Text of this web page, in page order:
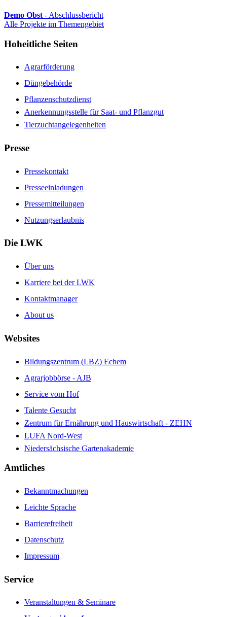
Demo Obst - Abschlussbericht
Alle Projekte im Themengebiet
Hoheitliche Seiten
Agrarförderung
Düngebehörde
Pflanzenschutzdienst
Anerkennungsstelle für Saat- und Pflanzgut
Tierzuchtangelegenheiten
Presse
Pressekontakt
Presseeinladungen
Pressemitteilungen
Nutzungserlaubnis
Die LWK
Über uns
Karriere bei der LWK
Kontaktmanager
About us
Websites
Bildungszentrum (LBZ) Echem
Agrarjobbörse - AJB
Service vom Hof
Talente Gesucht
Zentrum für Ernährung und Hauswirtschaft - ZEHN
LUFA Nord-West
Niedersächsische Gartenakademie
Amtliches
Bekanntmachungen
Leichte Sprache
Barrierefreiheit
Datenschutz
Impressum
Service
Veranstaltungen & Seminare